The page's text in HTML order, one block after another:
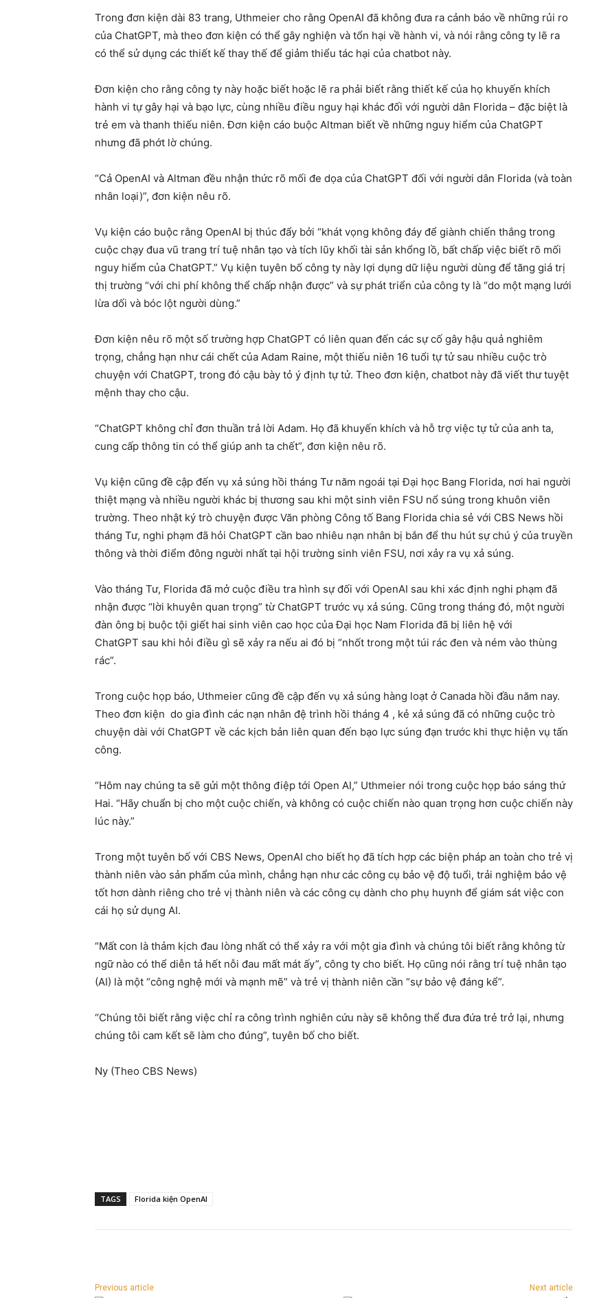
Trong đơn kiện dài 83 trang, Uthmeier cho rằng OpenAI đã không đưa ra cảnh báo về những rủi ro
của ChatGPT, mà theo đơn kiện có thể gây nghiện và tổn hại về hành vi, và nói rằng công ty lẽ ra
có thể sử dụng các thiết kế thay thế để giảm thiểu tác hại của chatbot này.
Đơn kiện cho rằng công ty này hoặc biết hoặc lẽ ra phải biết rằng thiết kế của họ khuyến khích
hành vi tự gây hại và bạo lực, cùng nhiều điều nguy hại khác đối với người dân Florida – đặc biệt là
trẻ em và thanh thiếu niên. Đơn kiện cáo buộc Altman biết về những nguy hiểm của ChatGPT
nhưng đã phớt lờ chúng.
“Cả OpenAI và Altman đều nhận thức rõ mối đe dọa của ChatGPT đối với người dân Florida (và toàn
nhân loại)”, đơn kiện nêu rõ.
Vụ kiện cáo buộc rằng OpenAI bị thúc đẩy bởi “khát vọng không đáy để giành chiến thắng trong
cuộc chạy đua vũ trang trí tuệ nhân tạo và tích lũy khối tài sản khổng lồ, bất chấp việc biết rõ mối
nguy hiểm của ChatGPT.” Vụ kiện tuyên bố công ty này lợi dụng dữ liệu người dùng để tăng giá trị
thị trường “với chi phí không thể chấp nhận được” và sự phát triển của công ty là “do một mạng lưới
lừa dối và bóc lột người dùng.”
Đơn kiện nêu rõ một số trường hợp ChatGPT có liên quan đến các sự cố gây hậu quả nghiêm
trọng, chẳng hạn như cái chết của Adam Raine, một thiếu niên 16 tuổi tự tử sau nhiều cuộc trò
chuyện với ChatGPT, trong đó cậu bày tỏ ý định tự tử. Theo đơn kiện, chatbot này đã viết thư tuyệt
mệnh thay cho cậu.
“ChatGPT không chỉ đơn thuần trả lời Adam. Họ đã khuyến khích và hỗ trợ việc tự tử của anh ta,
cung cấp thông tin có thể giúp anh ta chết”, đơn kiện nêu rõ.
Vụ kiện cũng đề cập đến vụ xả súng hồi tháng Tư năm ngoái tại Đại học Bang Florida, nơi hai người
thiệt mạng và nhiều người khác bị thương sau khi một sinh viên FSU nổ súng trong khuôn viên
trường. Theo nhật ký trò chuyện được Văn phòng Công tố Bang Florida chia sẻ với CBS News hồi
tháng Tư, nghi phạm đã hỏi ChatGPT cần bao nhiêu nạn nhân bị bắn để thu hút sự chú ý của truyền
thông và thời điểm đông người nhất tại hội trường sinh viên FSU, nơi xảy ra vụ xả súng.
Vào tháng Tư, Florida đã mở cuộc điều tra hình sự đối với OpenAI sau khi xác định nghi phạm đã
nhận được “lời khuyên quan trọng” từ ChatGPT trước vụ xả súng. Cũng trong tháng đó, một người
đàn ông bị buộc tội giết hai sinh viên cao học của Đại học Nam Florida đã bị liên hệ với
ChatGPT sau khi hỏi điều gì sẽ xảy ra nếu ai đó bị “nhốt trong một túi rác đen và ném vào thùng
rác”.
Trong cuộc họp báo, Uthmeier cũng đề cập đến vụ xả súng hàng loạt ở Canada hồi đầu năm nay.
Theo đơn kiện do gia đình các nạn nhân đệ trình hồi tháng 4 , kẻ xả súng đã có những cuộc trò
chuyện dài với ChatGPT về các kịch bản liên quan đến bạo lực súng đạn trước khi thực hiện vụ tấn
công.
“Hôm nay chúng ta sẽ gửi một thông điệp tới Open AI,” Uthmeier nói trong cuộc họp báo sáng thứ
Hai. “Hãy chuẩn bị cho một cuộc chiến, và không có cuộc chiến nào quan trọng hơn cuộc chiến này
lúc này.”
Trong một tuyên bố với CBS News, OpenAI cho biết họ đã tích hợp các biện pháp an toàn cho trẻ vị
thành niên vào sản phẩm của mình, chẳng hạn như các công cụ bảo vệ độ tuổi, trải nghiệm bảo vệ
tốt hơn dành riêng cho trẻ vị thành niên và các công cụ dành cho phụ huynh để giám sát việc con
cái họ sử dụng AI.
“Mất con là thảm kịch đau lòng nhất có thể xảy ra với một gia đình và chúng tôi biết rằng không từ
ngữ nào có thể diễn tả hết nỗi đau mất mát ấy”, công ty cho biết. Họ cũng nói rằng trí tuệ nhân tạo
(AI) là một “công nghệ mới và mạnh mẽ” và trẻ vị thành niên cần “sự bảo vệ đáng kể”.
“Chúng tôi biết rằng việc chỉ ra công trình nghiên cứu này sẽ không thể đưa đứa trẻ trở lại, nhưng
chúng tôi cam kết sẽ làm cho đúng”, tuyên bố cho biết.
Ny (Theo CBS News)
TAGS Florida kiện OpenAI
Previous article Next article